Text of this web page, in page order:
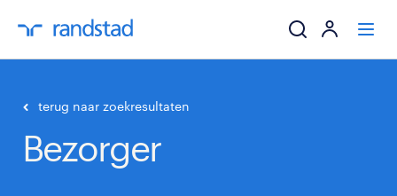
terug naar zoekresultaten
Bezorger